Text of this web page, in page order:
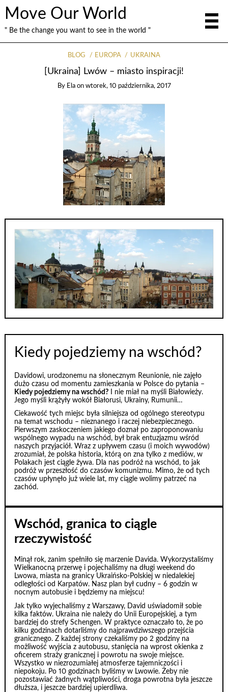
Move Our World
" Be the change you want to see in the world "
BLOG EUROPA UKRAINA
[Ukraina] Lwów – miasto inspiracji!
By Ela on wtorek, 10 października, 2017
Kiedy pojedziemy na wschód?
Davidowi, urodzonemu na słonecznym Reunionie, nie zajęło
dużo czasu od momentu zamieszkania w Polsce do pytania –
Kiedy pojedziemy na wschód? I nie miał na myśli Białowieży.
Jego myśli krążyły wokół Białorusi, Ukrainy, Rumunii…
Ciekawość tych miejsc była silniejsza od ogólnego stereotypu
na temat wschodu – nieznanego i raczej niebezpiecznego.
Pierwszym zaskoczeniem jakiego doznał po zaproponowaniu
wspólnego wypadu na wschód, był brak entuzjazmu wśród
naszych przyjaciół. Wraz z upływem czasu (i moich wywodów)
zrozumiał, że polska historia, którą on zna tylko z mediów, w
Polakach jest ciągle żywa. Dla nas podróż na wschód, to jak
podróż w przeszłość do czasów komunizmu. Mimo, że od tych
czasów upłynęło już wiele lat, my ciągle wolimy patrzeć na
zachód.
Wschód, granica to ciągle
rzeczywistość
Minął rok, zanim spełniło się marzenie Davida. Wykorzystaliśmy
Wielkanocną przerwę i pojechaliśmy na długi weekend do
Lwowa, miasta na granicy Ukraińsko-Polskiej w niedalekiej
odległości od Karpatów. Nasz plan był cudny – 6 godzin w
nocnym autobusie i będziemy na miejscu!
Jak tylko wyjechaliśmy z Warszawy, David uświadomił sobie
kilka faktów. Ukraina nie należy do Unii Europejskiej, a tym
bardziej do strefy Schengen. W praktyce oznaczało to, że po
kilku godzinach dotarliśmy do najprawdziwszego przejścia
granicznego. Z każdej strony czekaliśmy po 2 godziny na
możliwość wyjścia z autobusu, stanięcia na wprost okienka z
oficerem straży granicznej i powrotu na swoje miejsce.
Wszystko w niezrozumiałej atmosferze tajemniczości i
niepokoju. Po 10 godzinach byliśmy w Lwowie. Żeby nie
pozostawiać żadnych wątpliwości, droga powrotna była jeszcze
dłuższa, i jeszcze bardziej upierdliwa.